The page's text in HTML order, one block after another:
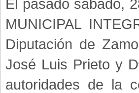
El pasado sábado,
MUNICIPAL
Diputación de
José Luis Prieto y
autoridades de la